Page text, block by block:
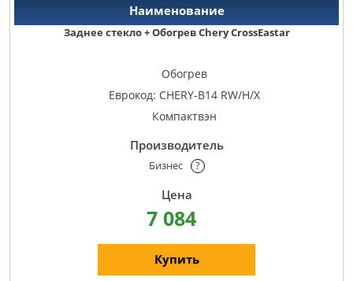
Заднее стекло + Обогрев Chery CrossEastar
Обогрев
Еврокод: CHERY-B14 RW/H/X
Компактвэн
Бизнес ?
7 084
Купить